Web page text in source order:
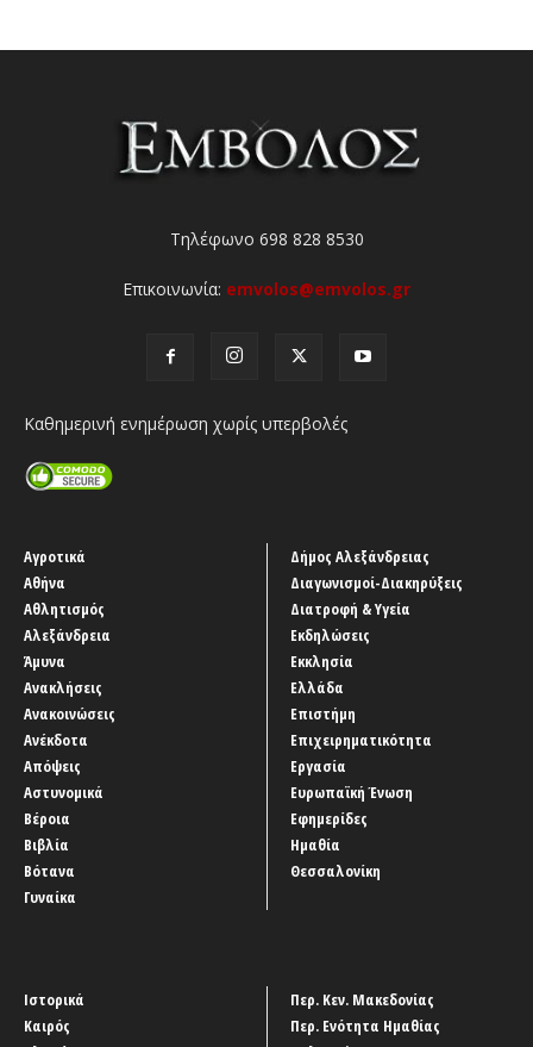
Τηλέφωνο 698 828 8530
Επικοινωνία: emvolos@emvolos.gr
Καθημερινή ενημέρωση χωρίς υπερβολές
Αγροτικά
Αθήνα
Αθλητισμός
Αλεξάνδρεια
Άμυνα
Ανακλήσεις
Ανακοινώσεις
Ανέκδοτα
Απόψεις
Αστυνομικά
Βέροια
Βιβλία
Βότανα
Γυναίκα
Δήμος Αλεξάνδρειας
Διαγωνισμοί-Διακηρύξεις
Διατροφή & Υγεία
Εκδηλώσεις
Εκκλησία
Ελλάδα
Επιστήμη
Επιχειρηματικότητα
Εργασία
Ευρωπαϊκή Ένωση
Εφημερίδες
Ημαθία
Θεσσαλονίκη
Ιστορικά
Καιρός
Περ. Κεν. Μακεδονίας
Περ. Ενότητα Ημαθίας